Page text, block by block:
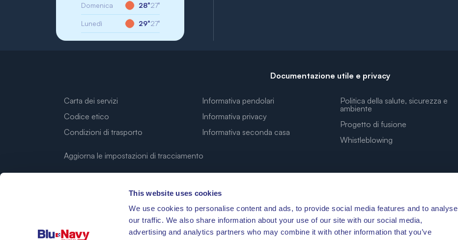
This website uses cookies
We use cookies to personalise content and ads, to provide social media features and to analyse
our traffic. We also share information about your use of our site with our social media,
advertising and analytics partners who may combine it with other information that you’ve
Domenica 28°27°
Lunedì 29°27°
Documentazione utile e privacy
Carta dei servizi
Codice etico
Condizioni di trasporto
Informativa pendolari
Informativa privacy
Informativa seconda casa
Politica della salute, sicurezza e
ambiente
Progetto di fusione
Whistleblowing
Aggiorna le impostazioni di tracciamento
LE COORDINATE PER I TUOI SOGNI